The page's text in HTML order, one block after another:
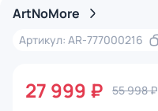
ArtNoMore
Артикул: AR-777000216
27 999 ₽ 55 998 ₽